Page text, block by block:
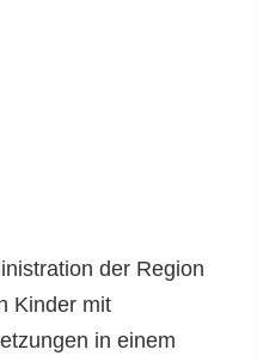
der Region
Kinder mit
in einem